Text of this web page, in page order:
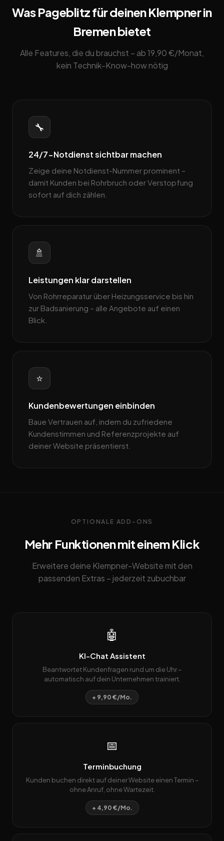
Was Pageblitz für deinen Klempner in
Bremen bietet
Alle Features, die du brauchst – ab 19,90 €/Monat,
kein Technik-Know-how nötig
🔧
24/7-Notdienst sichtbar machen
Zeige deine Notdienst-Nummer prominent –
damit Kunden bei Rohrbruch oder Verstopfung
sofort auf dich zählen.
🚿
Leistungen klar darstellen
Von Rohrreparatur über Heizungsservice bis hin
zur Badsanierung – alle Angebote auf einen
Blick.
⭐
Kundenbewertungen einbinden
Baue Vertrauen auf, indem du zufriedene
Kundenstimmen und Referenzprojekte auf
deiner Website präsentierst.
OPTIONALE ADD-ONS
Mehr Funktionen mit einem Klick
Erweitere deine Klempner-Website mit den
passenden Extras – jederzeit zubuchbar
🤖
KI-Chat Assistent
Beantwortet Kundenfragen rund um die Uhr –
automatisch auf dein Unternehmen trainiert.
+ 9,90 €/Mo.
📅
Terminbuchung
Kunden buchen direkt auf deiner Website einen Termin –
ohne Anruf, ohne Wartezeit.
+ 4,90 €/Mo.